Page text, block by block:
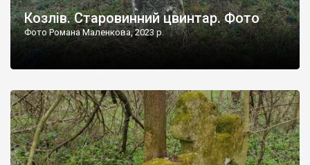
Козлів. Старовинний цвинтар. Фото
Фото Романа Маленкова, 2023 р.